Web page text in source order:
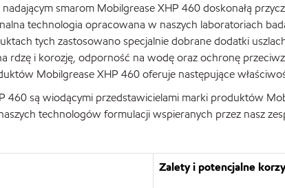
smarom Mobilgrease XHP 460 doskonałą
technologia opracowana w naszych laboratoriach
tych zastosowano specjalnie dobrane dodatki
rdzę i korozję, odporność na wodę oraz ochronę
Mobilgrease XHP 460 oferuje następujące
460 są wiodącymi przedstawicielami marki produktów
technologów formulacji wspieranych przez nasz
Zalety i potencjalne